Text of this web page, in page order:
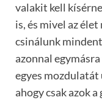
valakit kell
is, és mivel az
csinálunk
azonnal
egyes mozdulatát
ahogy csak azok